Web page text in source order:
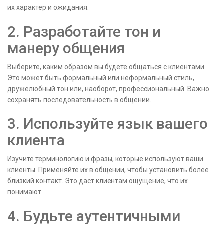
их характер и ожидания.
2. Разработайте тон и
манеру общения
Выберите, каким образом вы будете общаться с клиентами.
Это может быть формальный или неформальный стиль,
дружелюбный тон или, наоборот, профессиональный. Важно
сохранять последовательность в общении.
3. Используйте язык вашего
клиента
Изучите терминологию и фразы, которые используют ваши
клиенты. Применяйте их в общении, чтобы установить более
близкий контакт. Это даст клиентам ощущение, что их
понимают.
4. Будьте аутентичными